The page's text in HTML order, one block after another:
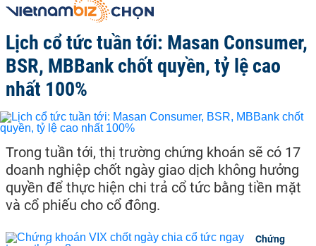
Lịch cổ tức tuần tới: Masan Consumer,
BSR, MBBank chốt quyền, tỷ lệ cao
nhất 100%
Trong tuần tới, thị trường chứng khoán sẽ có 17
doanh nghiệp chốt ngày giao dịch không hưởng
quyền để thực hiện chi trả cổ tức bằng tiền mặt
và cổ phiếu cho cổ đông.
Chứng